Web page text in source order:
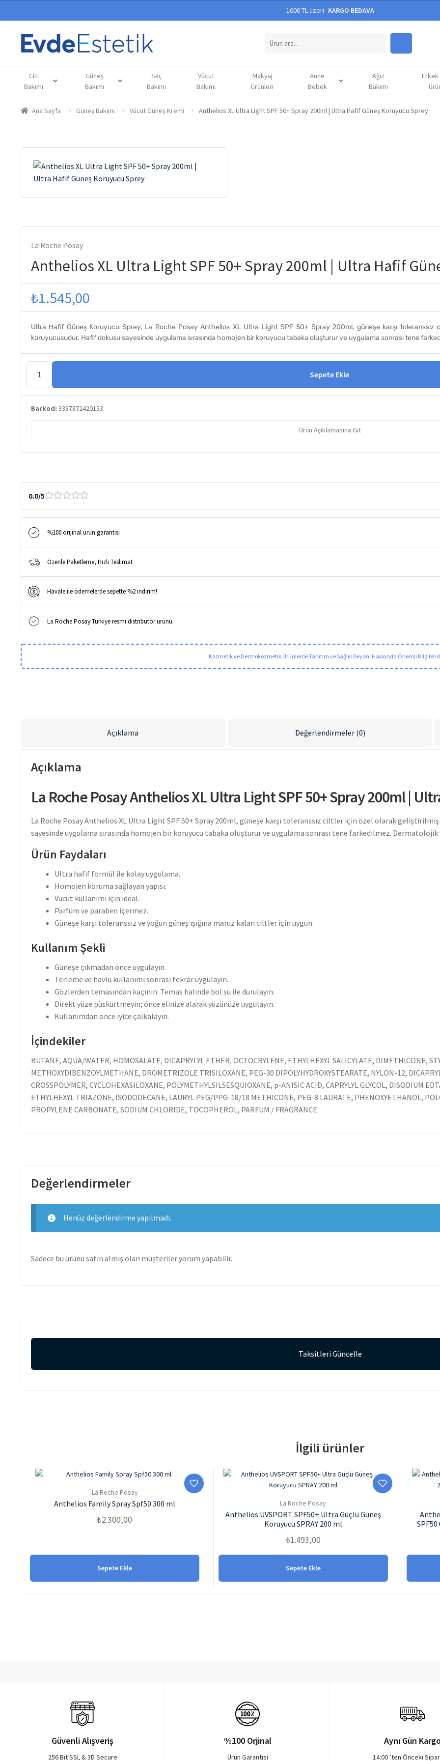
1000 TL üzeri KARGO BEDAVA
Cilt
Bakımı
Güneş
Bakımı
Saç
Bakımı
Vücut
Bakımı
Makyaj
Ürünleri
Anne
Bebek
Ağız
Bakımı
Erkek
Ana Sayfa Güneş Bakımı Vücut Güneş Kremi Anthelios XL Ultra Light SPF 50+ Spray 200ml | Ultra Hafif Güneş Koruyucu Sprey
La Roche Posay
Anthelios XL Ultra Light SPF 50+ Spray 200ml | Ultra Hafif
₺1.545,00
Ultra Hafif Güneş Koruyucu Sprey, La Roche Posay Anthelios XL Ultra Light SPF 50+ Spray 200ml, güneşe karşı
koruyucusudur. Hafif dokusu sayesinde uygulama sırasında homojen bir koruyucu tabaka oluşturur ve uygulama sonrası tene
Anthelios
Ultra
50+
Spray
Hafif
Koruyucu
Sprey
Sepete Ekle
Barkod: 3337872420153
Ürün Açıklamasına Git
0.0/5
%100 orijinal ürün garantisi
Özenle Paketleme, Hızlı Teslimat
Havale ile ödemelerde sepette %2 indirim!
La Roche Posay Türkiye resmi distribütör ürünü.
Kozmetik ve Dermokozmetik Ürünlerde Tanıtım ve Sağlık Beyanı Hakkında Önemli
Açıklama Değerlendirmeler (0)
Açıklama
La Roche Posay Anthelios XL Ultra Light SPF 50+ Spray 200ml |
La Roche Posay Anthelios XL Ultra Light SPF 50+ Spray 200ml, güneşe karşı toleranssız ciltler için özel olarak
sayesinde uygulama sırasında homojen bir koruyucu tabaka oluşturur ve uygulama sonrası tene farkedilmez.
Ürün Faydaları
Ultra hafif formül ile kolay uygulama.
Homojen koruma sağlayan yapısı.
Vücut kullanımı için ideal.
Parfüm ve paraben içermez.
Güneşe karşı toleranssız ve yoğun güneş ışığına maruz kalan ciltler için uygun.
Kullanım Şekli
Güneşe çıkmadan önce uygulayın.
Terleme ve havlu kullanımı sonrası tekrar uygulayın.
Gözlerden temasından kaçının. Temas halinde bol su ile durulayın.
Direkt yüze püskürtmeyin; önce elinize alarak yüzünüze uygulayın.
Kullanımdan önce iyice çalkalayın.
İçindekiler
BUTANE, AQUA/WATER, HOMOSALATE, DICAPRYLYL ETHER, OCTOCRYLENE, ETHYLHEXYL SALICYLATE, DIMETHICONE,
METHOXYDIBENZOYLMETHANE, DROMETRIZOLE TRISILOXANE, PEG-30 DIPOLYHYDROXYSTEARATE, NYLON-12,
CROSSPOLYMER, CYCLOHEXASILOXANE, POLYMETHYLSILSESQUIOXANE, p-ANISIC ACID, CAPRYLYL GLYCOL, DISODIUM
ETHYLHEXYL TRIAZONE, ISODODECANE, LAURYL PEG/PPG-18/18 METHICONE, PEG-8 LAURATE, PHENOXYETHANOL,
PROPYLENE CARBONATE, SODIUM CHLORIDE, TOCOPHEROL, PARFUM / FRAGRANCE.
Değerlendirmeler
Henüz değerlendirme yapılmadı.
Sadece bu ürünü satın almış olan müşteriler yorum yapabilir.
Taksitleri Güncelle
İlgili ürünler
La Roche Posay
Anthelios Family Spray Spf50 300 ml
₺2.300,00
Sepete Ekle
La Roche Posay
Anthelios UVSPORT SPF50+ Ultra Güçlü Güneş
Koruyucu SPRAY 200 ml
₺1.493,00
Sepete Ekle
Güvenli Alışveriş
256 Bit SSL & 3D Secure
%100 Orjinal
Ürün Garantisi
Aynı Gün Kargo
14:00 ’ten Önceki